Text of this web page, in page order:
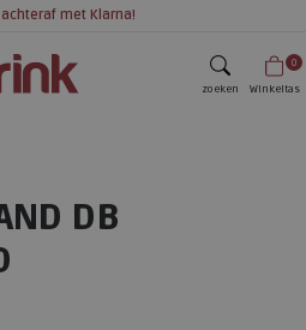
met Klarna!
zoeken
0
Winkeltas
DB